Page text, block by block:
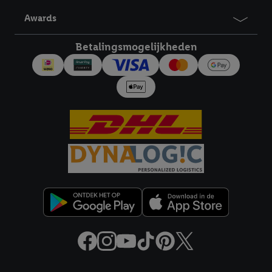
Awards
Betalingsmogelijkheden
tonen. Voor dit doel kan jouw gehashte e-mailadres ook worden
samengevoegd met andere identifiers of met identifiers die
door Criteo S.A. aan jou zijn toegewezen.
Als je hiervoor toestemming geeft, dan kunnen retargeting
advertenties worden weergegeven voor producten waarin je
eerder interesse hebt getoond (bijvoorbeeld door het product
in een winkelmandje van een online winkel te plaatsen maar het
niet te kopen). De retargeting advertenties kunnen op
verschillende eindapparaten en binnen verschillende Lidl-
diensten worden weergegeven, als verschillende eindapparaten
en Lidl-diensten, met behulp van jouw gehashte e-mailadres en
Criteo S.A. beschikt, aan jou kunnen worden toegewezen.
Onder "Aanpassen" kun je aangeven met welke cookies en
je instemt. Verder kan je er meer informatie vinden over de